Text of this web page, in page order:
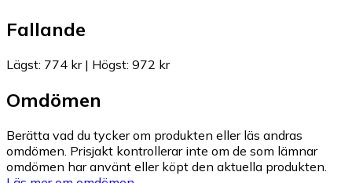
Fallande
Lägst: 774 kr| Högst: 972 kr
Omdömen
Berätta vad du tycker om produkten eller läs andras
omdömen. Prisjakt kontrollerar inte om de som lämnar
omdömen har använt eller köpt den aktuella produkten.